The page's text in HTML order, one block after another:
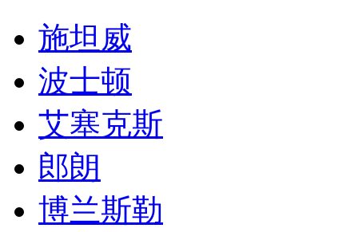
施坦威
波士顿
艾塞克斯
郎朗
博兰斯勒